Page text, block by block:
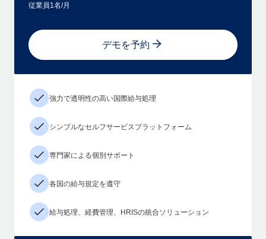
従業員1名/月
デモを予約
強力で透明性の高い国際給与処理
シンプルなセルフサービスプラットフォーム
専門家による個別サポート
各国の給与規定を遵守
給与処理、経費管理、HRISの統合ソリューション